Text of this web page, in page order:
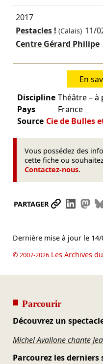
2017
Pestacles ! (Calais) 11/
Centre Gérard Philipe
En
Discipline Théâtre – à
Pays
France
Source Cie de Bulles
Vous possédez des
cette fiche ou
Contactez-nous.
PARTAGER Partager
Dernière mise à jour le
© 2007-2026Les Archives
Parcourir
Découvrez un
Michel Avallone chante
Parcourez les derniers